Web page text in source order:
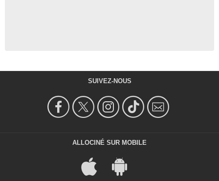
SUIVEZ-NOUS
ALLOCINÉ SUR MOBILE